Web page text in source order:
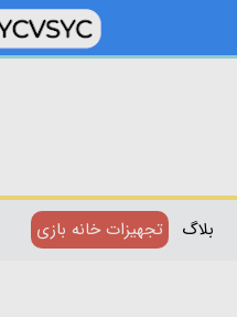
بلاگ تجهیزات خانه بازی